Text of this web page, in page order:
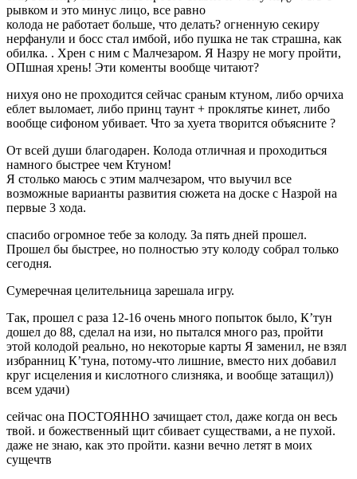
рывком и это минус лицо, все равно
колода не работает больше, что делать? огненную секиру
нерфанули и босс стал имбой, ибо пушка не так страшна, как
обилка. . Хрен с ним с Малчезаром. Я Назру не могу пройти,
ОПшная хрень! Эти коменты вообще читают?
нихуя оно не проходится сейчас сраным ктуном, либо орчиха
еблет выломает, либо принц таунт + проклятье кинет, либо
вообще сифоном убивает. Что за хуета творится объясните ?
От всей души благодарен. Колода отличная и проходиться
намного быстрее чем Ктуном!
Я столько маюсь с этим малчезаром, что выучил все
возможные варианты развития сюжета на доске с Назрой на
первые 3 хода.
спасибо огромное тебе за колоду. За пять дней прошел.
Прошел бы быстрее, но полностью эту колоду собрал только
сегодня.
Сумеречная целительница зарешала игру.
Так, прошел с раза 12-16 очень много попыток было, К’тун
дошел до 88, сделал на изи, но пытался много раз, пройти
этой колодой реально, но некоторые карты Я заменил, не взял
избранниц К’туна, потому-что лишние, вместо них добавил
круг исцеления и кислотного слизняка, и вообще затащил))
всем удачи)
сейчас она ПОСТОЯННО зачищает стол, даже когда он весь
твой. и божественный щит сбивает существами, а не пухой.
даже не знаю, как это пройти. казни вечно летят в моих
сущечтв